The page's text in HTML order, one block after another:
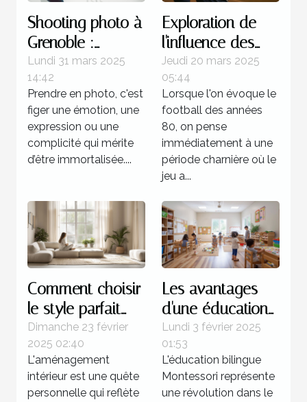
Shooting photo à
Grenoble :
immortalisez vos
moments avec
un professionnel
Lundi 31 mars 2025
14:42
Prendre en photo, c'est
figer une émotion, une
expression ou une
complicité qui mérite
d’être immortalisée....
Exploration de
l'influence des
stratégies
offensives dans
le football des
années 80
Jeudi 20 mars 2025
05:44
Lorsque l'on évoque le
football des années
80, on pense
immédiatement à une
période charnière où le
jeu a...
Comment choisir
le style parfait
pour votre
aménagement
intérieur
Dimanche 23 février
2025 02:40
L'aménagement
intérieur est une quête
personnelle qui reflète
Les avantages
d'une éducation
bilingue
Montessori dès la
petite enfance
Lundi 3 février 2025
01:53
L'éducation bilingue
Montessori représente
une révolution dans le